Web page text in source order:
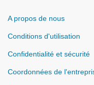
A propos de nous
Conditions d'utilisation
Confidentialité et sécurité
Coordonnées de